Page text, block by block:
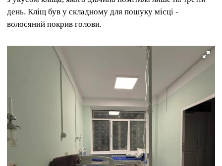
день. Кліщ був у складному для пошуку місці -
волосяний покрив голови.